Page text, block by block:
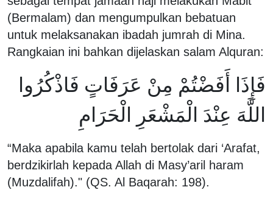
(Bermalam) dan mengumpulkan bebatuan
untuk melaksanakan ibadah jumrah di Mina.
Rangkaian ini bahkan dijelaskan salam Alquran:
فَإِذَا أَفَضْتُمْ مِنْ عَرَفَاتٍ فَاذْكُرُوا
اللَّهَ عِنْدَ الْمَشْعَرِ الْحَرَامِ
“Maka apabila kamu telah bertolak dari ‘Arafat,
berdzikirlah kepada Allah di Masy’aril haram
(Muzdalifah)." (QS. Al Baqarah: 198).